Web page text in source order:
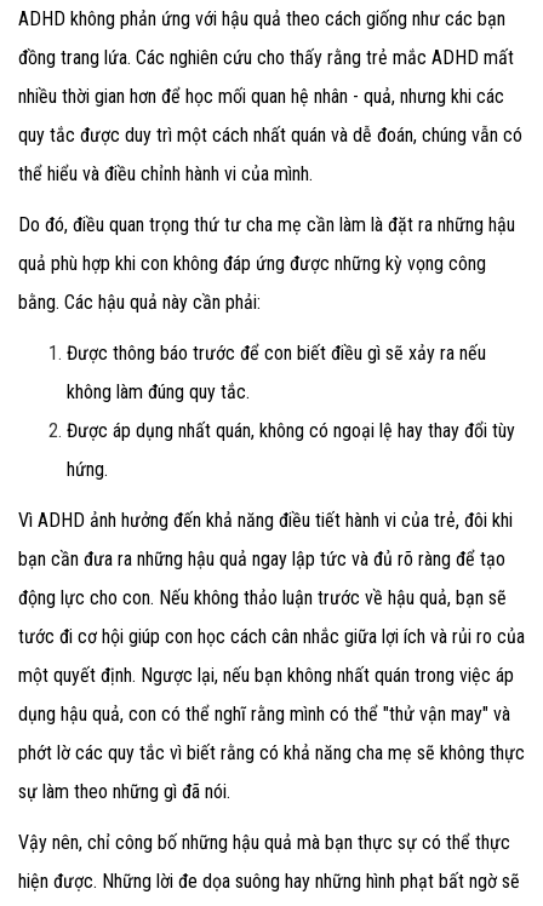
ADHD không phản ứng với hậu quả theo cách giống như các bạn
đồng trang lứa. Các nghiên cứu cho thấy rằng trẻ mắc ADHD mất
nhiều thời gian hơn để học mối quan hệ nhân - quả, nhưng khi các
quy tắc được duy trì một cách nhất quán và dễ đoán, chúng vẫn có
thể hiểu và điều chỉnh hành vi của mình.
Do đó, điều quan trọng thứ tư cha mẹ cần làm là đặt ra những hậu
quả phù hợp khi con không đáp ứng được những kỳ vọng công
bằng. Các hậu quả này cần phải:
Được thông báo trước để con biết điều gì sẽ xảy ra nếu
không làm đúng quy tắc.
Được áp dụng nhất quán, không có ngoại lệ hay thay đổi tùy
hứng.
Vì ADHD ảnh hưởng đến khả năng điều tiết hành vi của trẻ, đôi khi
bạn cần đưa ra những hậu quả ngay lập tức và đủ rõ ràng để tạo
động lực cho con. Nếu không thảo luận trước về hậu quả, bạn sẽ
tước đi cơ hội giúp con học cách cân nhắc giữa lợi ích và rủi ro của
một quyết định. Ngược lại, nếu bạn không nhất quán trong việc áp
dụng hậu quả, con có thể nghĩ rằng mình có thể "thử vận may" và
phớt lờ các quy tắc vì biết rằng có khả năng cha mẹ sẽ không thực
sự làm theo những gì đã nói.
Vậy nên, chỉ công bố những hậu quả mà bạn thực sự có thể thực
hiện được. Những lời đe dọa suông hay những hình phạt bất ngờ sẽ